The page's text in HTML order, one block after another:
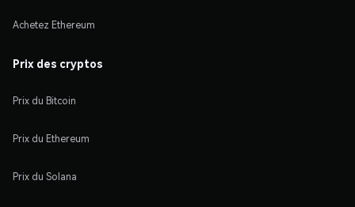
Achetez Ethereum
Prix des cryptos
Prix du Bitcoin
Prix du Ethereum
Prix du Solana